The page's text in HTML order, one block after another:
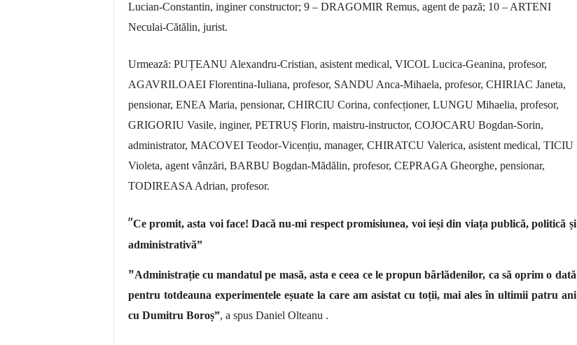
Lucian-Constantin, inginer constructor; 9 – DRAGOMIR Remus, agent de pază; 10 – ARTENI
Neculai-Cătălin, jurist.
Urmează: PUȚEANU Alexandru-Cristian, asistent medical, VICOL Lucica-Geanina, profesor,
AGAVRILOAEI Florentina-Iuliana, profesor, SANDU Anca-Mihaela, profesor, CHIRIAC Janeta,
pensionar, ENEA Maria, pensionar, CHIRCIU Corina, confecționer, LUNGU Mihaelia, profesor,
GRIGORIU Vasile, inginer, PETRUȘ Florin, maistru-instructor, COJOCARU Bogdan-Sorin,
administrator, MACOVEI Teodor-Vicențiu, manager, CHIRATCU Valerica, asistent medical, TICIU
Violeta, agent vânzări, BARBU Bogdan-Mădălin, profesor, CEPRAGA Gheorghe, pensionar,
TODIREASA Adrian, profesor.
”Ce promit, asta voi face! Dacă nu-mi respect promisiunea, voi ieși din viața publică, politică și
administrativă”
”Administrație cu mandatul pe masă, asta e ceea ce le propun bârlădenilor, ca să oprim o dată
pentru totdeauna experimentele eșuate la care am asistat cu toții, mai ales în ultimii patru ani
cu Dumitru Boroș”, a spus Daniel Olteanu .